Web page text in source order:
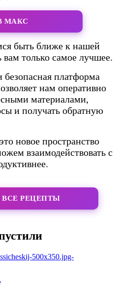
МАКС
быть ближе к нашей
вам только самое лучшее.
платформа
нам оперативно
материалами,
и получать обратную
новое пространство
взаимодействовать с
ВСЕ РЕЦЕПТЫ